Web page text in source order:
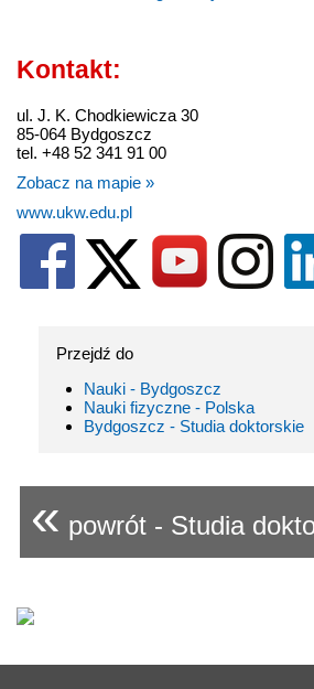
Kontakt:
ul. J. K. Chodkiewicza 30
85-064 Bydgoszcz
tel. +48 52 341 91 00
Zobacz na mapie »
www.ukw.edu.pl
Przejdź do
Nauki - Bydgoszcz
Nauki fizyczne - Polska
Bydgoszcz - Studia doktorskie
« powrót - Studia